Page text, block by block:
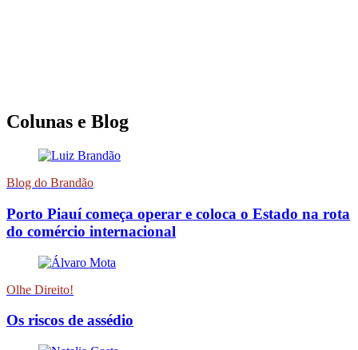
Colunas e Blog
Blog do Brandão
Porto Piauí começa operar e coloca o Estado na rota
do comércio internacional
Olhe Direito!
Os riscos de assédio